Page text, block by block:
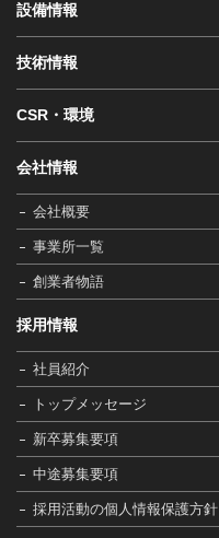
設備情報
技術情報
CSR・環境
会社情報
会社概要
事業所一覧
創業者物語
採用情報
社員紹介
トップメッセージ
新卒募集要項
中途募集要項
採用活動の個人情報保護方針